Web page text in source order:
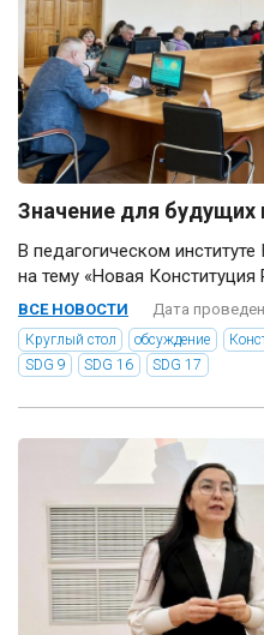
Значение для будущих
В педагогическом
на тему «Новая
ВСЕ НОВОСТИ Дата
Круглый стол обсуждение
SDG 9
SDG 16 SDG 17